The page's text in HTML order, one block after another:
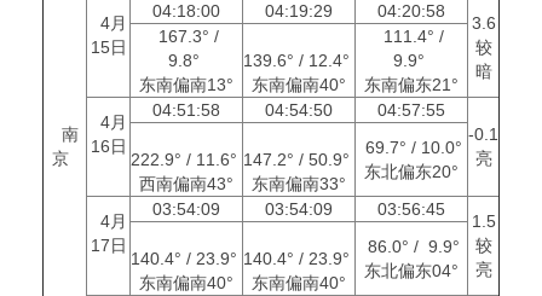
南
京
4月
15日
04:18:00 04:19:29 04:20:58
3.6
较
暗
167.3° /
9.8°
东南偏南13°
139.6° / 12.4°
东南偏南40°
111.4° /
9.9°
东南偏东21°
4月
16日
04:51:58 04:54:50
04:57:55
-0.1
亮
222.9° / 11.6°
西南偏南43°
147.2° / 50.9°
东南偏南33°
69.7° / 10.0°
东北偏东20°
4月
17日
03:54:09 03:54:09 03:56:45
1.5
较
亮
140.4° / 23.9°
东南偏南40°
140.4° / 23.9°
东南偏南40°
86.0° / 9.9°
东北偏东04°